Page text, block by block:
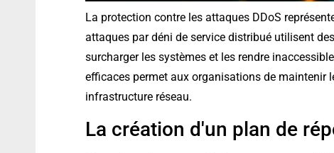
La protection contre les attaques DDoS
attaques par déni de service distribué utilisent
surcharger les systèmes et les rendre
efficaces permet aux organisations de maintenir
infrastructure réseau.
La création d'un plan de